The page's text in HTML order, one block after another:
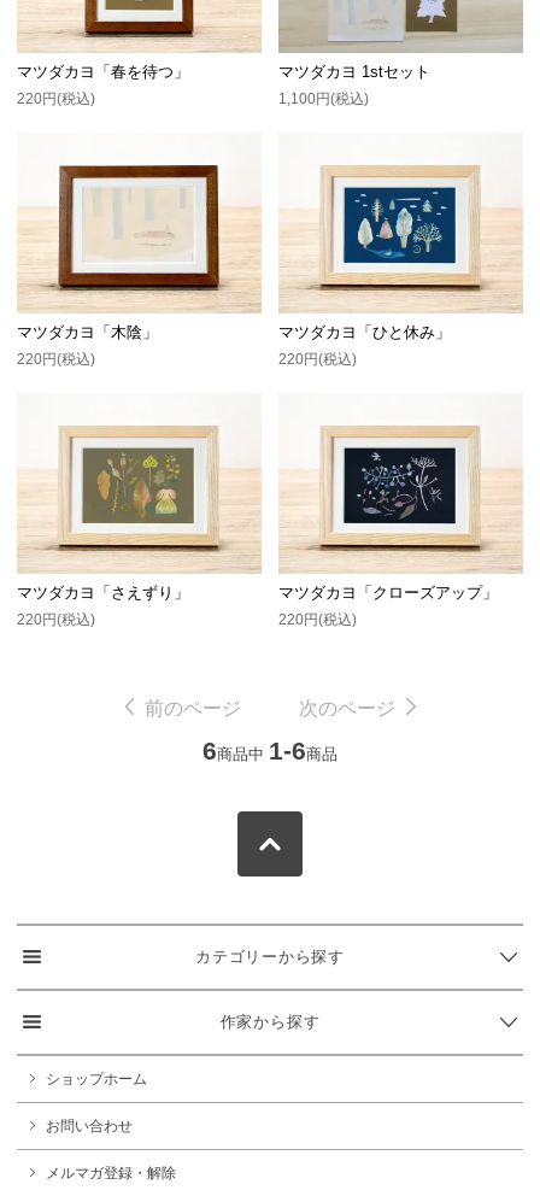
マツダカヨ「春を待つ」
220円(税込)
マツダカヨ 1stセット
1,100円(税込)
マツダカヨ「木陰」
220円(税込)
マツダカヨ「ひと休み」
220円(税込)
マツダカヨ「さえずり」
220円(税込)
マツダカヨ「クローズアップ」
220円(税込)
前のページ 次のページ
6商品中 1-6商品
カテゴリーから探す
作家から探す
ショップホーム
お問い合わせ
メルマガ登録・解除